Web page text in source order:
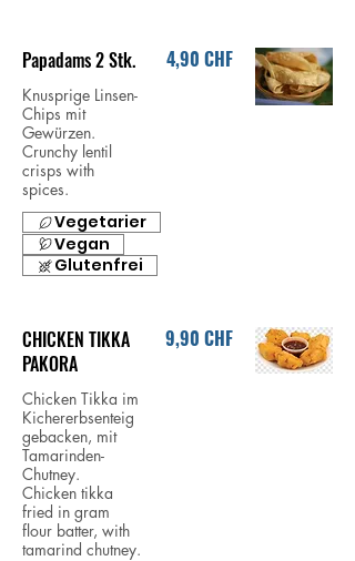
Papadams 2 Stk.
Knusprige Linsen-
Chips mit
Gewürzen.
Crunchy lentil
crisps with
spices.
4,90 CHF
Vegetarier
Vegan
Glutenfrei
CHICKEN TIKKA
PAKORA
Chicken Tikka im
Kichererbsenteig
gebacken, mit
Tamarinden-
Chutney.
Chicken tikka
fried in gram
flour batter, with
tamarind chutney.
9,90 CHF